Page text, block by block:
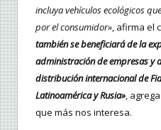
incluya vehículos ecológicos
por el consumidor» , afirma el
también se beneficiará de la
administración de empresas y
distribución internacional de
Latinoamérica y Rusia» ,
que más nos interesa.